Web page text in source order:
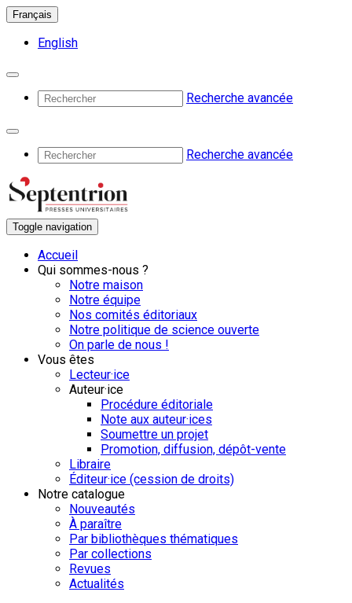
Français
English
Recherche avancée
Recherche avancée
Toggle navigation
Accueil
Qui sommes-nous ?
Notre maison
Notre équipe
Nos comités éditoriaux
Notre politique de science ouverte
On parle de nous !
Vous êtes
Lecteur·ice
Auteur·ice
Procédure éditoriale
Note aux auteur·ices
Soumettre un projet
Promotion, diffusion, dépôt-vente
Libraire
Éditeur·ice (cession de droits)
Notre catalogue
Nouveautés
À paraître
Par bibliothèques thématiques
Par collections
Revues
Actualités